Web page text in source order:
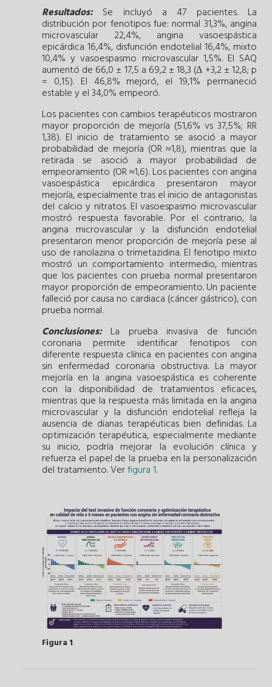
Resultados:Se incluyó a 47 pacientes. La
distribución por fenotipos fue: normal 31,3%, angina
microvascular 22,4%, angina vasoespástica
epicárdica 16,4%, disfunción endotelial 16,4%, mixto
10,4% y vasoespasmo microvascular 1,5%. El SAQ
aumentó de 66,0 ± 17,5 a 69,2 ± 18,3 (Δ +3,2 ± 12,8; p
= 0,15). El 46,8% mejoró, el 19,1% permaneció
estable y el 34,0% empeoró.
Los pacientes con cambios terapéuticos mostraron
mayor proporción de mejoría (51,6% vs 37,5%; RR
1,38). El inicio de tratamiento se asoció a mayor
probabilidad de mejoría (OR ≈1,8), mientras que la
retirada se asoció a mayor probabilidad de
empeoramiento (OR ≈1,6). Los pacientes con angina
vasoespástica epicárdica presentaron mayor
mejoría, especialmente tras el inicio de antagonistas
del calcio y nitratos. El vasoespasmo microvascular
mostró respuesta favorable. Por el contrario, la
angina microvascular y la disfunción endotelial
presentaron menor proporción de mejoría pese al
uso de ranolazina o trimetazidina. El fenotipo mixto
mostró un comportamiento intermedio, mientras
que los pacientes con prueba normal presentaron
mayor proporción de empeoramiento. Un paciente
falleció por causa no cardiaca (cáncer gástrico), con
prueba normal.
Conclusiones:La prueba invasiva de función
coronaria permite identificar fenotipos con
diferente respuesta clínica en pacientes con angina
sin enfermedad coronaria obstructiva. La mayor
mejoría en la angina vasoespástica es coherente
con la disponibilidad de tratamientos eficaces,
mientras que la respuesta más limitada en la angina
microvascular y la disfunción endotelial refleja la
ausencia de dianas terapéuticas bien definidas. La
optimización terapéutica, especialmente mediante
su inicio, podría mejorar la evolución clínica y
refuerza el papel de la prueba en la personalización
del tratamiento. Verfigura 1.
Figura 1.